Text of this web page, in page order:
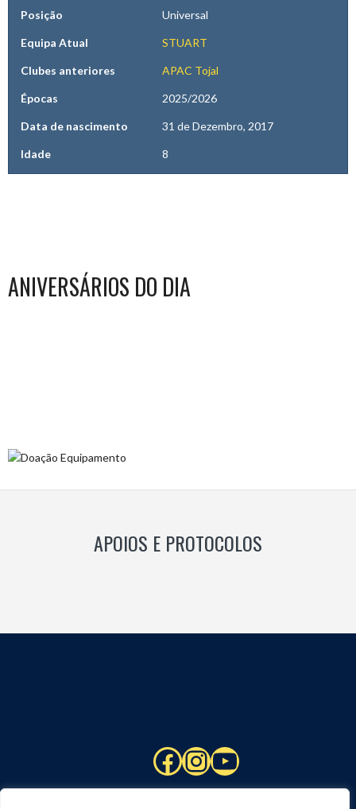
Posição Universal
Equipa Atual STUART
Clubes anteriores APAC Tojal
Épocas 2025/2026
Data de nascimento 31 de Dezembro, 2017
Idade 8
ANIVERSÁRIOS DO DIA
APOIOS E PROTOCOLOS
Facebook
Instagram
YouTube